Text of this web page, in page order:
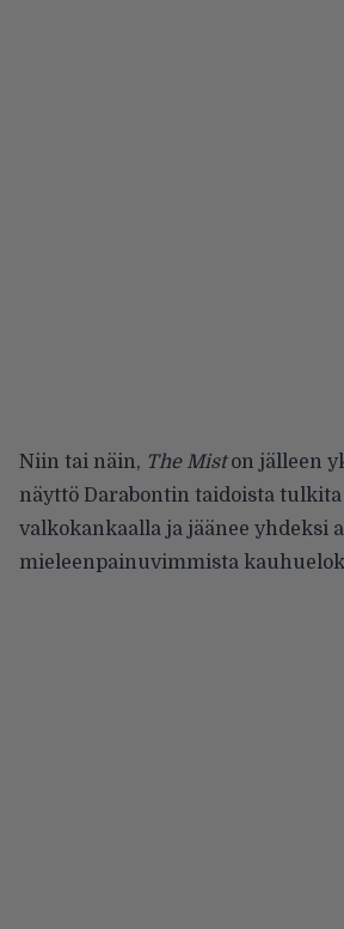
Niin tai näin, The Miston jälleen
näyttö Darabontin taidoista
valkokankaalla ja jäänee yhdeksi
mieleenpainuvimmista